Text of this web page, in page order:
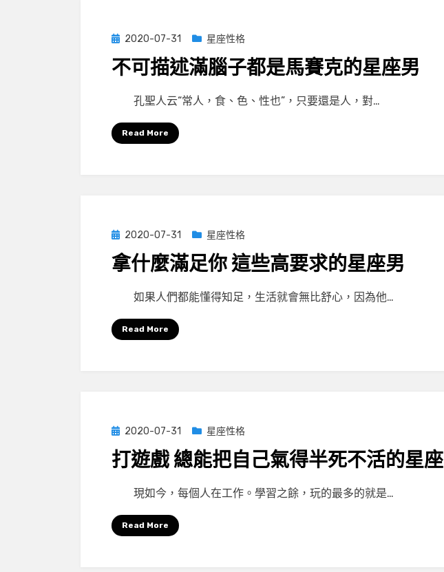
Posted
on
2020-07-31 星座性格
不可描述滿腦子都是馬賽克的星座男
by小編
孔聖人云“常人，食、色、性也”，只要還是人，對…
Read More
Posted
on
2020-07-31 星座性格
拿什麼滿足你 這些高要求的星座男
by小編
如果人們都能懂得知足，生活就會無比舒心，因為他…
Read More
Posted
on
2020-07-31 星座性格
打遊戲 總能把自己氣得半死不活的星座
by小編
現如今，每個人在工作。學習之餘，玩的最多的就是…
Read More